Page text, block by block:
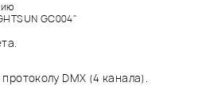
GC004"
DMX (4 канала).